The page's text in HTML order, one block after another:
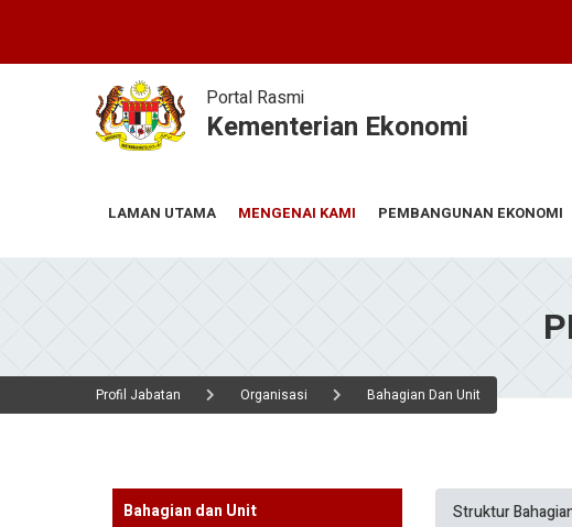
main
Portal Rasmi
Kementerian Ekonomi
LAMAN UTAMA MENGENAI KAMI PEMBANGUNAN EKONOMI
Profil Jabatan Organisasi Bahagian Dan Unit
Bahagian dan Unit
Struktur